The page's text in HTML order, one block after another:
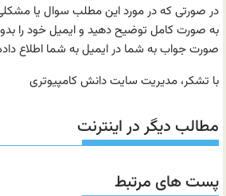
در صورتی که در مورد این مطلب سوال یا
صورت جواب به شما در ایمیل به شما اطلاع
با تشکر، مدیریت سایت دانش کامپیوتری
مطالب دیگر در اینترنت
پست های مرتبط